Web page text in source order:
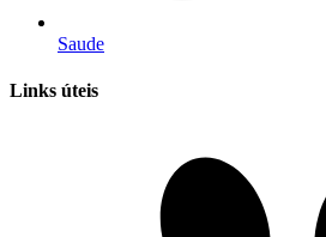
Saude
Links úteis